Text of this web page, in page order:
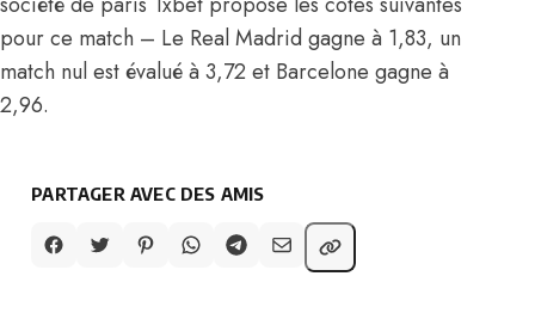
pour ce match – Le Real Madrid gagne à 1,83, un
match nul est évalué à 3,72 et Barcelone gagne à
2,96.
PARTAGER AVEC DES AMIS